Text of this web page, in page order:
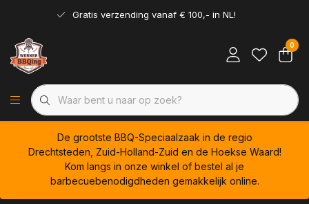
Gratis verzending vanaf € 100,- in NL!
0
De grootste BBQ-Speciaalzaak in de regio
Drechtsteden, Zuid-Holland-Zuid en de Hoekse Waard!
Kom langs in onze winkel of bestel al je
barbecuebenodigdheden gemakkelijk online.